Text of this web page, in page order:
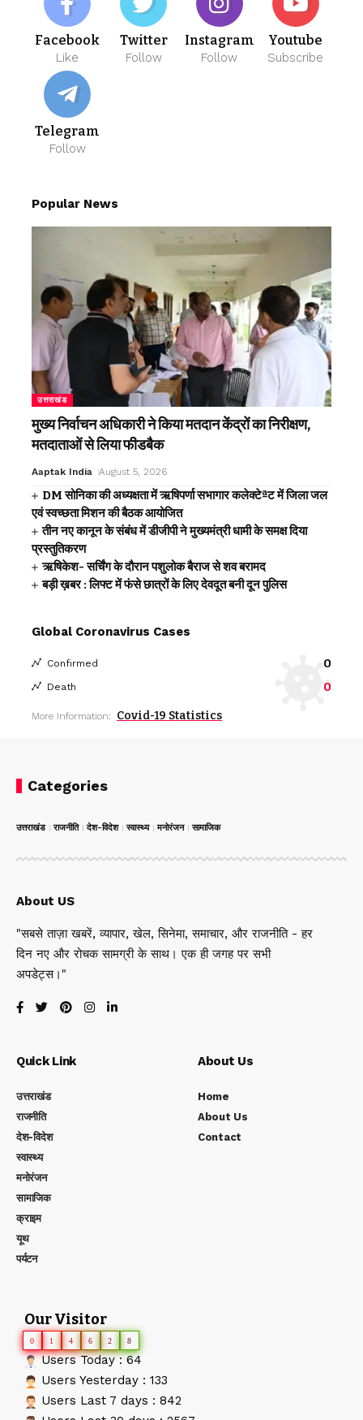
Facebook
Like
Twitter
Follow
Instagram
Follow
Youtube
Subscribe
Telegram
Follow
Popular News
उत्तराखंड
मुख्य निर्वाचन अधिकारी ने किया मतदान केंद्रों का निरीक्षण,
मतदाताओं से लिया फीडबैक
Aaptak India August 5, 2026
DM सोनिका की अध्यक्षता में ऋषिपर्णा सभागार कलेक्टेªट में जिला जल
एवं स्वच्छता मिशन की बैठक आयोजित
तीन नए कानून के संबंध में डीजीपी ने मुख्यमंत्री धामी के समक्ष दिया
प्रस्तुतिकरण
ऋषिकेश- सर्चिंग के दौरान पशुलोक बैराज से शव बरामद
बड़ी ख़बर : लिफ्ट में फंसे छात्रों के लिए देवदूत बनी दून पुलिस
Global Coronavirus Cases
Confirmed 0
Death 0
More Information: Covid-19 Statistics
Categories
उत्तराखंड राजनीति देश-विदेश स्वास्थ्य मनोरंजन सामाजिक
About US
"सबसे ताज़ा खबरें, व्यापार, खेल, सिनेमा, समाचार, और राजनीति - हर
दिन नए और रोचक सामग्री के साथ। एक ही जगह पर सभी
अपडेट्स।"
Quick Link
उत्तराखंड
राजनीति
देश-विदेश
स्वास्थ्य
मनोरंजन
सामाजिक
क्राइम
यूथ
पर्यटन
About Us
Home
About Us
Contact
Our Visitor
0 1 4 6 2 8
Users Today : 64
Users Yesterday : 133
Users Last 7 days : 842